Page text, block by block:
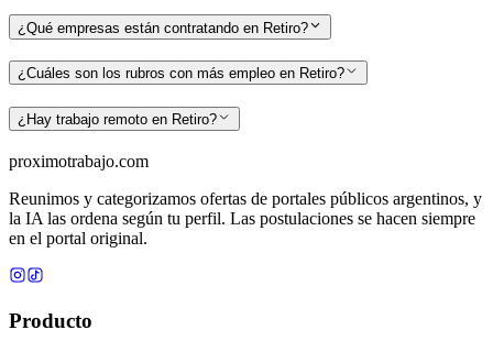
¿Qué empresas están contratando en Retiro?
¿Cuáles son los rubros con más empleo en Retiro?
¿Hay trabajo remoto en Retiro?
proximotrabajo.com
Reunimos y categorizamos ofertas de portales públicos argentinos, y
la IA las ordena según tu perfil. Las postulaciones se hacen siempre
en el portal original.
Producto